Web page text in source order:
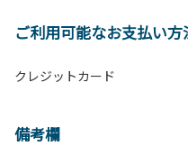
ご利用可能なお支払い方
クレジットカード
備考欄